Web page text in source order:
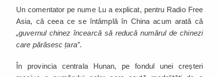
Un comentator pe nume Lu a explicat, pentru Radio Free
Asia, că ceea ce se întâmplă în China acum arată că
„guvernul chinez încearcă să reducă numărul de chinezi
care părăsesc țara”.
În provincia centrala Hunan, pe fondul unei creșteri